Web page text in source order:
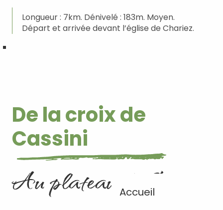
Accueil
Longueur : 7km. Dénivelé : 183m. Moyen.
Départ et arrivée devant l’église de Chariez.
De la croix de
Cassini
Au plateau de Cita